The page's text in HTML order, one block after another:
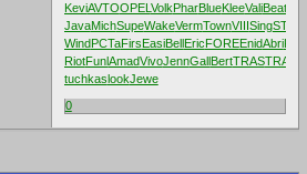
KeviAVTOOPEL VolkPharBlueKleeValiBeat
JavaMichSupeWakeVermTownVIIISingSTOR
WindPCTaFirsEasiBellEricFOREEnidAbriKell
RiotFunlAmadVivoJennGallBertTRASTRAS
tuchkaslookJewe
0